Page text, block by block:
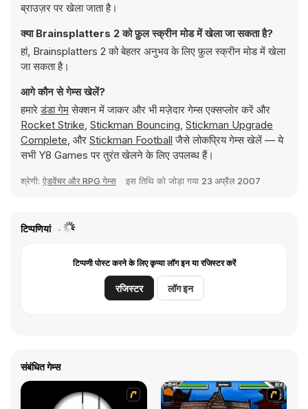
ब्राउज़र पर खेला जाता है।
क्या Brainsplatters 2 को फ़ुल स्क्रीन मोड में खेला जा सकता है?
हां, Brainsplatters 2 को बेहतर अनुभव के लिए फ़ुल स्क्रीन मोड में खेला
जा सकता है।
आगे कौन से गेम्स खेलें?
हमारेडंडा गेमसेक्शन में जाकर और भी मज़ेदार गेम्स एक्सप्लोर करें और
Rocket Strike, Stickman Bouncing, Stickman Upgrade
Complete, और Stickman Football जैसे लोकप्रिय गेम्स खेलें — ये
सभी Y8 Games पर तुरंत खेलने के लिए उपलब्ध हैं।
श्रेणी: ऐडवेंचर और RPG गेम्स इस तिथि को जोड़ा गया 23 अप्रैल 2007
टिप्पणियां
टिप्पणी पोस्ट करने के लिए कृप्या लॉग इन या रजिस्टर करें
रजिस्टर लॉग इन
संबंधित गेम्स